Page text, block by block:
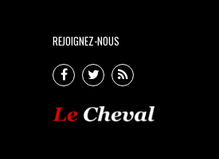
REJOIGNEZ-NOUS